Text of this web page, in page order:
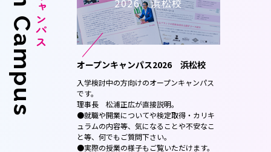
古屋本
ンパス
オープンキャンパス2026 浜松校
入学検討中の方向けのオープンキャンパス
理事長 松浦正広が直接説明。
●就職や開業についてや検定取得・カリキ
ュラムの内容等、気になることや不安なこ
と等、何でもご質問下さい。
●実際の授業の様子もご覧いただけます。